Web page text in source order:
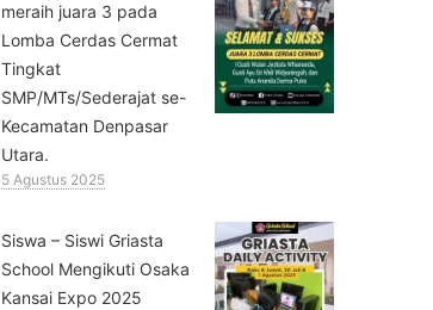
meraih juara 3 pada
Lomba Cerdas Cermat
Tingkat
SMP/MTs/Sederajat se-
Kecamatan Denpasar
Utara.
5 Agustus 2025
Siswa – Siswi Griasta
School Mengikuti Osaka
Kansai Expo 2025